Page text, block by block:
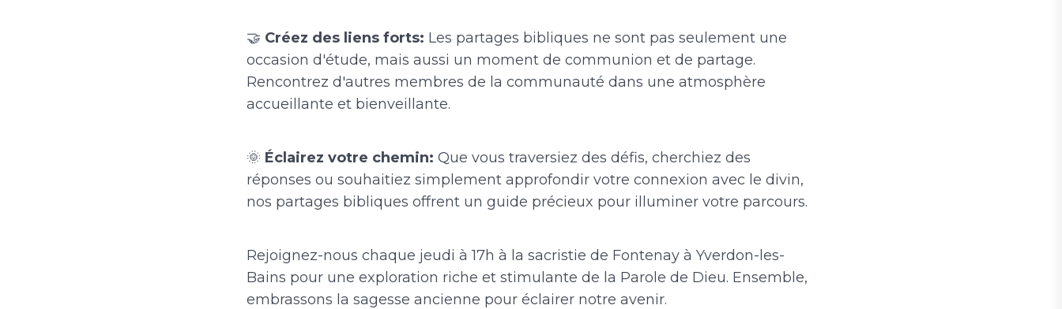
🤝 Créez des liens forts: Les partages bibliques ne sont pas seulement une
occasion d'étude, mais aussi un moment de communion et de partage.
Rencontrez d'autres membres de la communauté dans une atmosphère
accueillante et bienveillante.
🌞 Éclairez votre chemin: Que vous traversiez des défis, cherchiez des
réponses ou souhaitiez simplement approfondir votre connexion avec le divin,
nos partages bibliques offrent un guide précieux pour illuminer votre parcours.
Rejoignez-nous chaque jeudi à 17h à la sacristie de Fontenay à Yverdon-les-
Bains pour une exploration riche et stimulante de la Parole de Dieu. Ensemble,
embrassons la sagesse ancienne pour éclairer notre avenir.